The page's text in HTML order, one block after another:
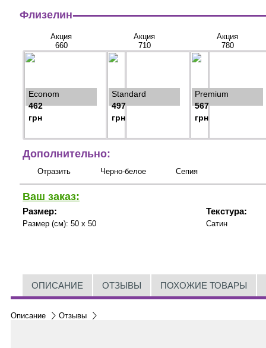
Флизелин
Акция
660
Econom
462
грн
Акция
710
Standard
497
грн
Акция
780
Premium
567
грн
Дополнительно:
Отразить Черно-белое Сепия
Ваш заказ:
Размер:
Размер (см): 50 x 50
Текстура:
Сатин
ОПИСАНИЕ ОТЗЫВЫ ПОХОЖИЕ ТОВАРЫ
Описание Отзывы